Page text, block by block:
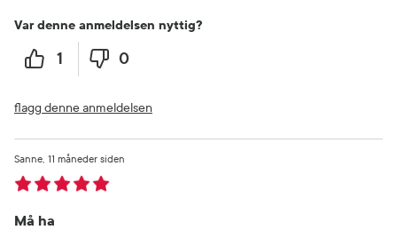
Var denne anmeldelsen nyttig?
1 0
flagg denne anmeldelsen
Må ha
11 måneder siden
Sanne